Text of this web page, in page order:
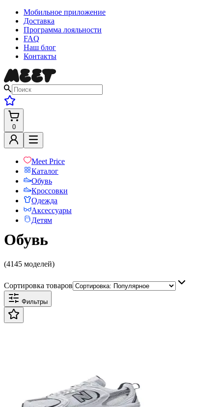
Мобильное приложение
Доставка
Программа лояльности
FAQ
Наш блог
Контакты
0
Meet Price
Каталог
Обувь
Кроссовки
Одежда
Аксессуары
Детям
Обувь
(4145 моделей)
Сортировка товаров
Фильтры